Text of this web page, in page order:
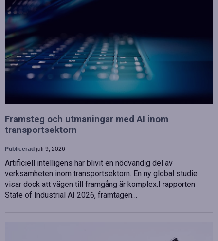
Framsteg och utmaningar med AI inom
transportsektorn
Publicerad juli 9, 2026
Artificiell intelligens har blivit en nödvändig del av
verksamheten inom transportsektorn. En ny global studie
visar dock att vägen till framgång är komplex.I rapporten
State of Industrial AI 2026, framtagen…